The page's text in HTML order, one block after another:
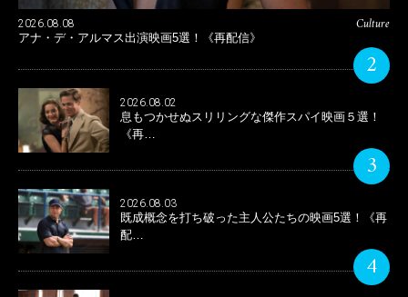
Culture
2026.08.08
アナ・デ・アルマス出演映画5選！《再配信》
2
2026.08.02
息もつかせぬスリリングな傑作スパイ映画５選！
《再…
3
2026.08.03
既成概念を打ち破った主人公たちの映画5選！《再
配…
4